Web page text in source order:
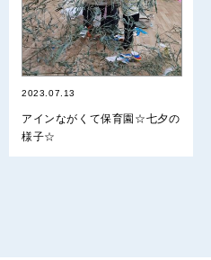
2023.07.13
アインながくて保育園☆七夕の
様子☆